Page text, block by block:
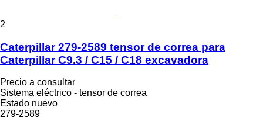
2
Caterpillar 279-2589 tensor de correa para
Caterpillar C9.3 / C15 / C18 excavadora
Precio a consultar
Sistema eléctrico - tensor de correa
Estado nuevo
279-2589